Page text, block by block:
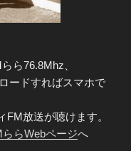
ら76.8Mhz、
ードすればスマホで
放送が聴けます。
ららWebページへ